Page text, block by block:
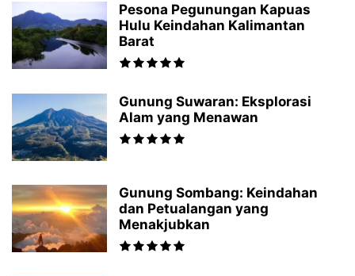
Pesona Pegunungan Kapuas
Hulu Keindahan Kalimantan
Barat
Gunung Suwaran: Eksplorasi
Alam yang Menawan
Gunung Sombang: Keindahan
dan Petualangan yang
Menakjubkan